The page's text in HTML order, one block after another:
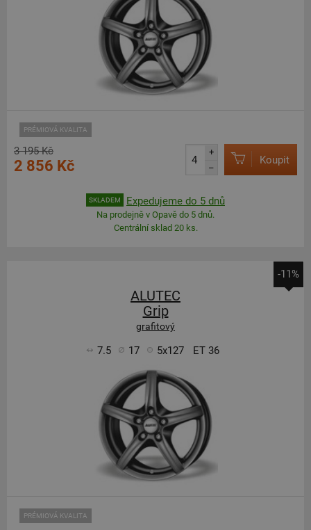
PRÉMIOVÁ KVALITA
3 195 Kč
2 856 Kč
+
–
Koupit
SKLADEM Expedujeme do 5 dnů
Na prodejně v Opavě do 5 dnů.
Centrální sklad 20 ks.
-11%
ALUTEC
Grip
grafitový
7.5 17 5x127 ET 36
PRÉMIOVÁ KVALITA